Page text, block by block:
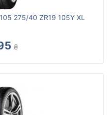
275/40 ZR19 105Y XL
₴